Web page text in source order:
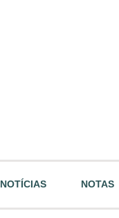
NOTÍCIAS NOTAS